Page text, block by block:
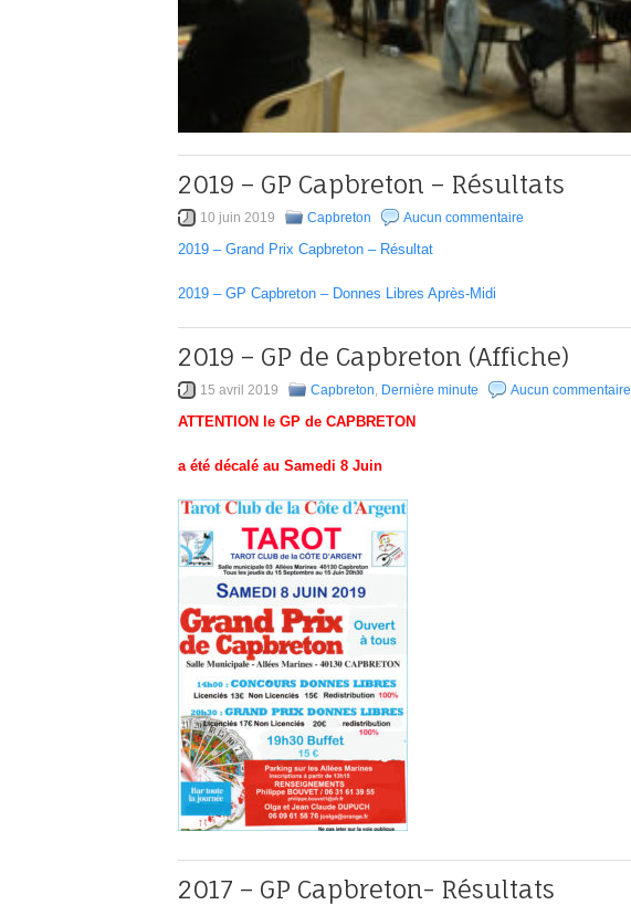
2019 – GP Capbreton – Résultats
10 juin 2019 Capbreton Aucun commentaire
2019 – Grand Prix Capbreton – Résultat
2019 – GP Capbreton – Donnes Libres Après-Midi
2019 – GP de Capbreton (Affiche)
15 avril 2019 Capbreton Dernière minute Aucun commentaire
ATTENTION le GP de CAPBRETON
a été décalé au Samedi 8 Juin
2017 – GP Capbreton- Résultats